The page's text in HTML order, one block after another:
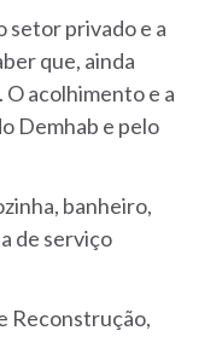
setor privado e a
que, ainda
O acolhimento e a
Demhab e pelo
banheiro,
de serviço
Reconstrução,